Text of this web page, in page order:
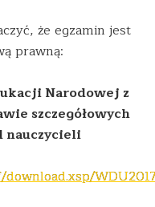
że egzamin jest
prawną:
Narodowej z
szczegółowych
nauczycieli